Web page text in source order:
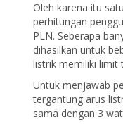
Oleh karena itu
perhitungan
PLN. Seberapa
dihasilkan untuk
listrik memiliki limit
Untuk menjawab
tergantung arus
sama dengan 3